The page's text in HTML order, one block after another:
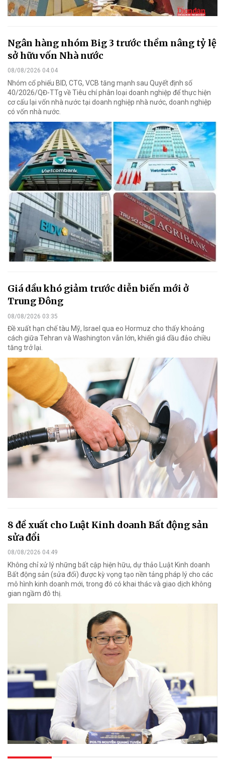
Ngân hàng nhóm Big 3 trước thềm nâng tỷ lệ
sở hữu vốn Nhà nước
08/08/2026 04:04
Nhóm cổ phiếu BID, CTG, VCB tăng mạnh sau Quyết định số
40/2026/QĐ-TTg về Tiêu chí phân loại doanh nghiệp để thực hiện
cơ cấu lại vốn nhà nước tại doanh nghiệp nhà nước, doanh nghiệp
có vốn nhà nước.
Giá dầu khó giảm trước diễn biến mới ở
Trung Đông
08/08/2026 03:35
Đề xuất hạn chế tàu Mỹ, Israel qua eo Hormuz cho thấy khoảng
cách giữa Tehran và Washington vẫn lớn, khiến giá dầu đảo chiều
tăng trở lại.
8 đề xuất cho Luật Kinh doanh Bất động sản
sửa đổi
08/08/2026 04:49
Không chỉ xử lý những bất cập hiện hữu, dự thảo Luật Kinh doanh
Bất động sản (sửa đổi) được kỳ vọng tạo nền tảng pháp lý cho các
mô hình kinh doanh mới, trong đó có khai thác và giao dịch không
gian ngầm đô thị.